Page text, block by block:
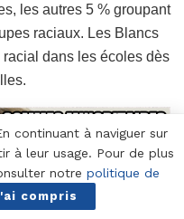
les autres 5 % groupant
raciaux. Les Blancs
dans les écoles dès
continuant à naviguer sur
à leur usage. Pour de plus
notre politique de
compris